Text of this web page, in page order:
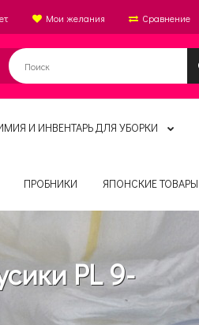
Мои желания Сравнение
И ИНВЕНТАРЬ ДЛЯ УБОРКИ
ПРОБНИКИ ЯПОНСКИЕ ТОВАРЫ
PL 9-